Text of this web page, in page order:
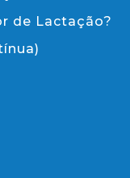
de Lactação?